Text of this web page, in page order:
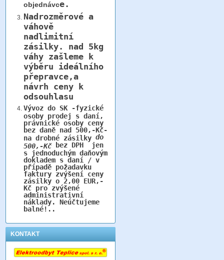
objednávce.
Nadrozměrové a
váhově
nadlimitní
zásilky. nad 5kg
váhy zašleme k
výběru ideálního
přepravce,a
návrh ceny k
odsouhlasu
Vývoz do SK -fyzické
osoby prodej s daní,
právnické osoby ceny
bez daně nad 500,-Kč-
na drobné zásilky do
500,-Kčbez DPH jen
s jednoduchým daňovým
dokladem s daní / v
případě požadavku
faktury zvýšení ceny
zásilky o 2,00 EUR,-
Kč pro zvýšené
administrativní
náklady. Neúčtujeme
balné!..
KONTAKT